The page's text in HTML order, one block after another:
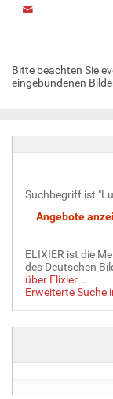
Bitte beachten Sie
eingebundenen
Suchbegriff ist
ELIXIER ist die
des Deutschen
über Elixier...
Erweiterte Suche